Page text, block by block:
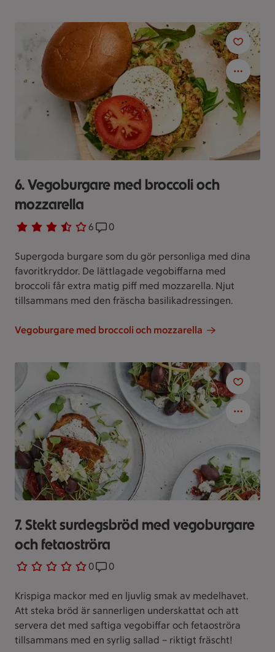
6. Vegoburgare med broccoli och
mozzarella
Betyg 3.3 av 5. 6
6 personer har röstatReceptet har 0 kommentarer
0
Supergoda burgare som du gör personliga med dina
favoritkryddor. De lättlagade vegobiffarna med
broccoli får extra matig piff med mozzarella. Njut
tillsammans med den fräscha basilikadressingen.
Vegoburgare med broccoli och mozzarella
7. Stekt surdegsbröd med vegoburgare
och fetaoströra
0
0 personer har röstatReceptet har 0 kommentarer
0
Krispiga mackor med en ljuvlig smak av medelhavet.
Att steka bröd är sannerligen underskattat och att
servera det med saftiga vegobiffar och fetaoströra
tillsammans med en syrlig sallad – riktigt fräscht!